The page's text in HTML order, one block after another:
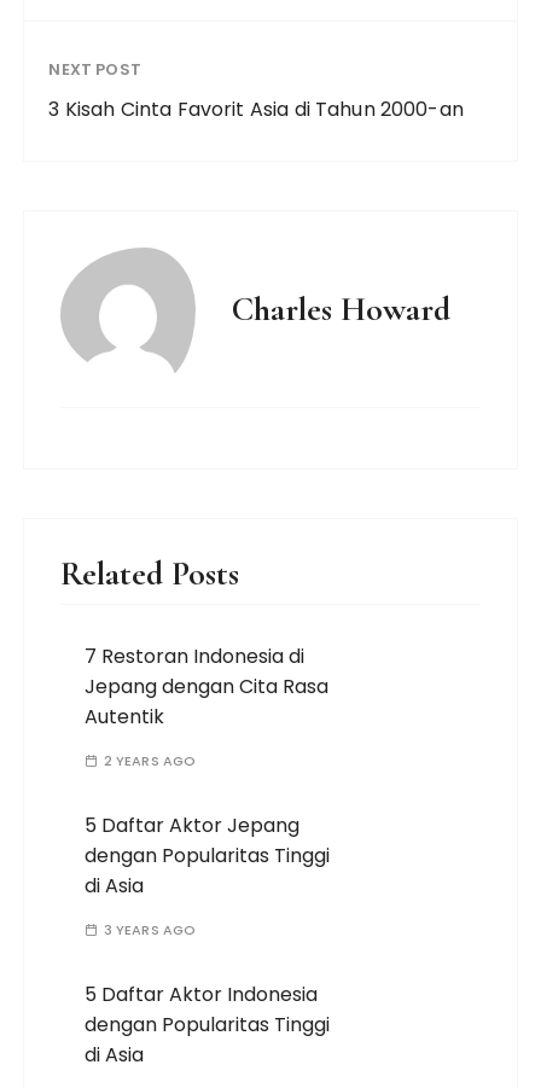
NEXT POST
3 Kisah Cinta Favorit Asia di Tahun 2000-an
Charles Howard
Related Posts
7 Restoran Indonesia di
Jepang dengan Cita Rasa
Autentik
2 YEARS AGO
5 Daftar Aktor Jepang
dengan Popularitas Tinggi
di Asia
3 YEARS AGO
5 Daftar Aktor Indonesia
dengan Popularitas Tinggi
di Asia